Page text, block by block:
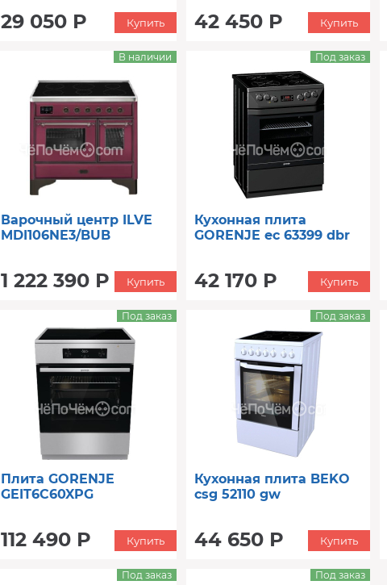
29 050 Р Купить 42 450 Р Купить
Варочный центр ILVE
MDI106NE3/BUB
1 222 390 Р
В наличии
Купить
Кухонная плита
GORENJE ec 63399 dbr
42 170 Р
Под заказ
Купить
Плита GORENJE
GEIT6C60XPG
112 490 Р
Под заказ
Купить
Кухонная плита BEKO
csg 52110 gw
44 650 Р
Под заказ
Купить
Под заказ Под заказ